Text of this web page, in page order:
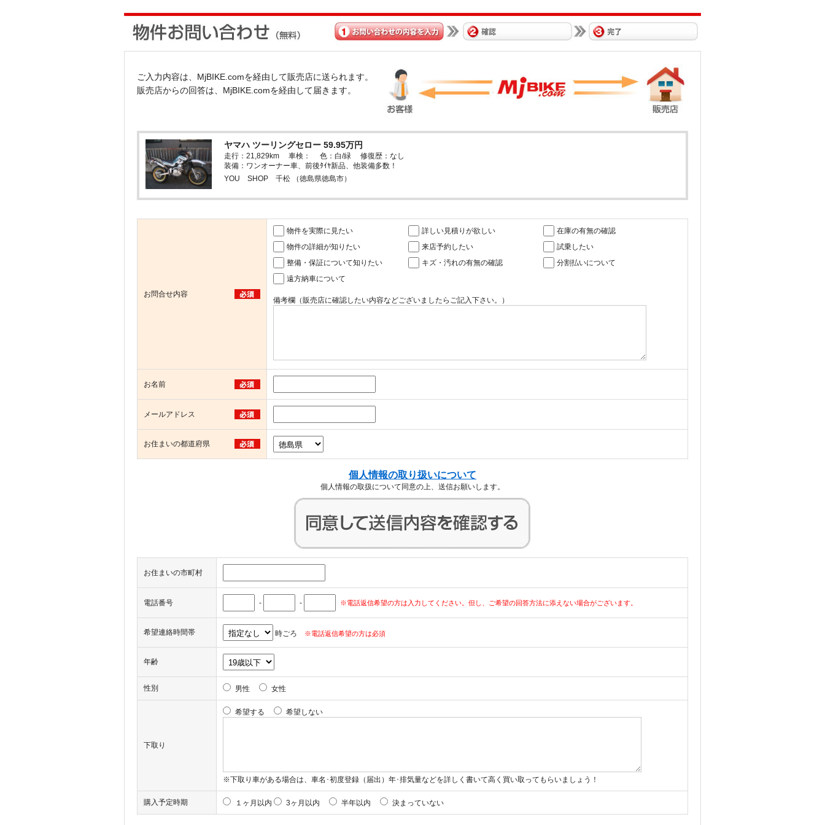
ご入力内容は、MjBIKE.comを経由して販売店に送られます。
販売店からの回答は、MjBIKE.comを経由して届きます。
ヤマハ ツーリングセロー 59.95万円
走行：21,829km 車検： 色：白/緑 修復歴：なし
装備：ワンオーナー車、前後ﾀｲﾔ新品、他装備多数！
YOU SHOP 千松 （徳島県徳島市）
お問合せ内容
物件を実際に見たい 詳しい見積りが欲しい
在庫の有無の確認
物件の詳細が知りたい
来店予約したい
試乗したい
整備・保証について知りたい
キズ・汚れの有無の確認
分割払いについて
遠方納車について
備考欄（販売店に確認したい内容などございましたらご記入下さい。）
お名前
メールアドレス
お住まいの都道府県
個人情報の取り扱いについて
個人情報の取扱について同意の上、送信お願いします。
お住まいの市町村
電話番号 - - ※電話返信希望の方は入力してください。但し、ご希望の回答方法に添えない場合がございます。
希望連絡時間帯 時ごろ ※電話返信希望の方は必須
年齢
性別 男性 女性
下取り
希望する 希望しない
※下取り車がある場合は、車名･初度登録（届出）年･排気量などを詳しく書いて高く買い取ってもらいましょう！
購入予定時期 １ヶ月以内 3ヶ月以内 半年以内 決まっていない